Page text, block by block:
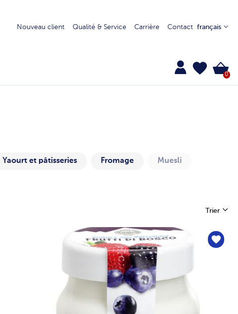
Nouveau client Qualité & Service Carrière Contact français
0
Yaourt et pâtisseries Fromage Muesli
Trier